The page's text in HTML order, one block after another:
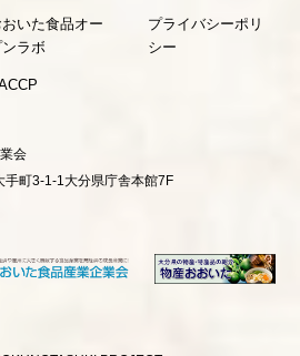
おいた食品オー
ンラボ
プライバシーポリ
シー
会
町3-1-1大分県庁舎本館7F